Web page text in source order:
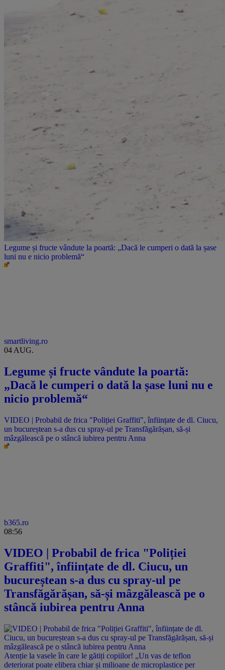
Legume și fructe vândute la poartă: „Dacă le cumperi o dată la șase
luni nu e nicio problemă“
smartliving.ro
04 AUG.
Legume și fructe vândute la poartă:
„Dacă le cumperi o dată la șase luni nu e
nicio problemă“
VIDEO | Probabil de frica "Poliției Graffiti", înființate de dl. Ciucu,
un bucureștean s-a dus cu spray-ul pe Transfăgărășan, să-și
mâzgălească pe o stâncă iubirea pentru Anna
b365.ro
08:56
VIDEO | Probabil de frica "Poliției
Graffiti", înființate de dl. Ciucu, un
bucureștean s-a dus cu spray-ul pe
Transfăgărășan, să-și mâzgălească pe o
stâncă iubirea pentru Anna
Atenție la vasele în care le gătiți copiilor! „Un vas de teflon
deteriorat poate elibera chiar și milioane de microplastice per